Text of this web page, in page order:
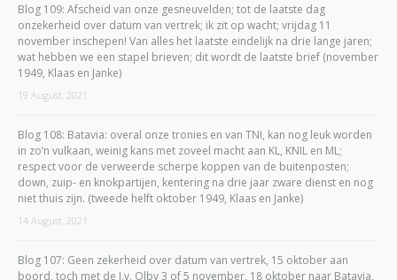
Blog 109: Afscheid van onze gesneuvelden; tot de laatste dag
onzekerheid over datum van vertrek; ik zit op wacht; vrijdag 11
november inschepen! Van alles het laatste eindelijk na drie lange jaren;
wat hebben we een stapel brieven; dit wordt de laatste brief (november
1949, Klaas en Janke)
19 August, 2021
Blog 108: Batavia: overal onze tronies en van TNI, kan nog leuk worden
in zo’n vulkaan, weinig kans met zoveel macht aan KL, KNIL en ML;
respect voor de verweerde scherpe koppen van de buitenposten;
down, zuip- en knokpartijen, kentering na drie jaar zware dienst en nog
niet thuis zijn. (tweede helft oktober 1949, Klaas en Janke)
14 August, 2021
Blog 107: Geen zekerheid over datum van vertrek, 15 oktober aan
boord, toch met de J.v. Olbv 3 of 5 november, 18 oktober naar Batavia,